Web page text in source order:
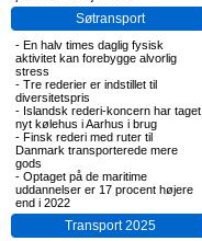
Søtransport
- En halv times daglig fysisk
aktivitet kan forebygge alvorlig
stress
- Tre rederier er indstillet til
diversitetspris
- Islandsk rederi-koncern har taget
nyt kølehus i Aarhus i brug
- Finsk rederi med ruter til
Danmark transporterede mere
gods
- Optaget på de maritime
uddannelser er 17 procent højere
end i 2022
Transport 2025